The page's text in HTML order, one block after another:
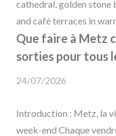
Que faire à Metz
sorties pour tous
24/07/2026
Introduction : Metz, la
week-end Chaque